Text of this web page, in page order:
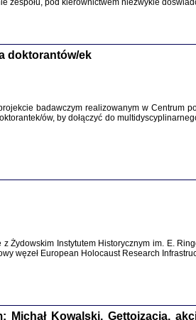
SZCZĘŚCIE JEST POSIADAĆ DOM
zespołu, pod kierownictwem niezwykle
doktorantów/ek
badawczym realizowanym w Centrum
ów, by dołączyć do
Żydowskim Instytutem Historycznym im. E.
węzeł European Holocaust Research
Michał Kowalski, Gettoizacja,